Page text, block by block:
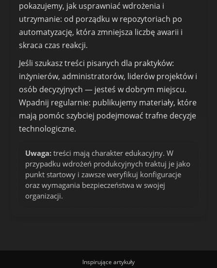
pokazujemy, jak usprawniać wdrożenia i
utrzymanie: od porządku w repozytoriach po
automatyzację, która zmniejsza liczbę awarii i
skraca czas reakcji.
Jeśli szukasz treści pisanych dla praktyków:
inżynierów, administratorów, liderów projektów i
osób decyzyjnych — jesteś w dobrym miejscu.
Wpadnij regularnie: publikujemy materiały, które
mają pomóc szybciej podejmować trafne decyzje
technologiczne.
Uwaga: treści mają charakter edukacyjny. W
przypadku wdrożeń produkcyjnych traktuj je jako
punkt startowy i zawsze weryfikuj konfiguracje
oraz wymagania bezpieczeństwa w swojej
organizacji.
Inspirujące artykuły